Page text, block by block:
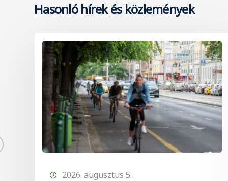
Hasonló hírek és közlemények
2026. augusztus 5.